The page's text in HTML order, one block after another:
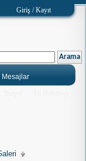
Giriş / Kayıt
Mesajlar